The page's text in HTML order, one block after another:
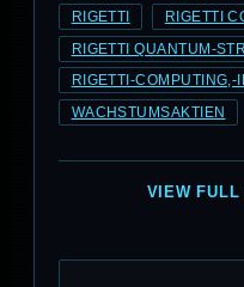
RIGETTI RIGETTI
RIGETTI QUANTUM-
RIGETTI-COMPUTING,-
WACHSTUMSAKTIEN
VIEW